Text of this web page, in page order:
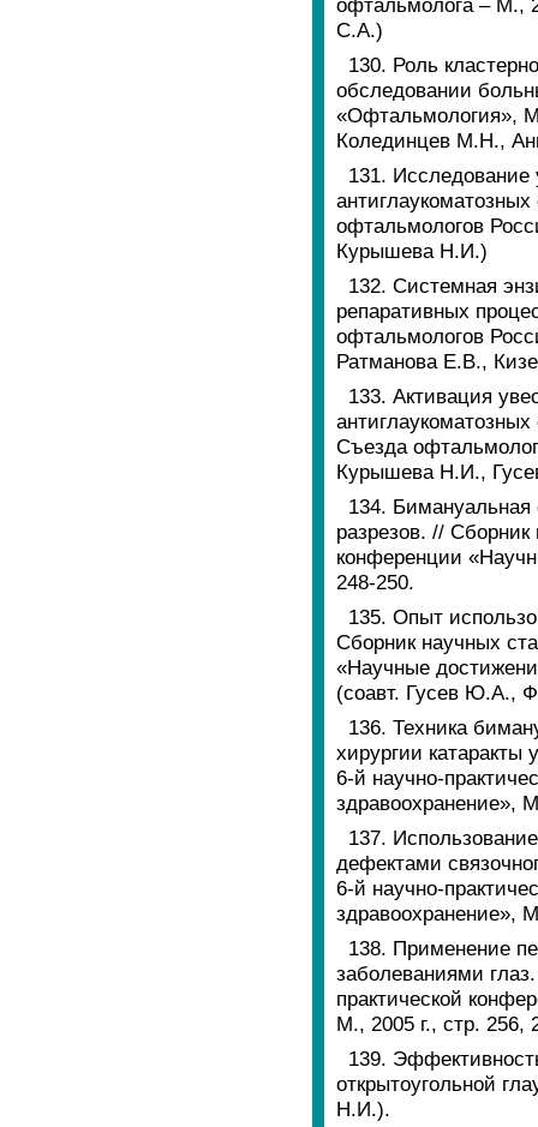
офтальмолога – М.,
С.А.)
130. Роль
обследовании
«Офтальмология»,
Колединцев М.Н.,
131. Исследование
офтальмологов
Курышева Н.И.)
132. Системная
репаративных
офтальмологов
Ратманова Е.В.,
133. Активация
Съезда
Курышева Н.И.,
134.
разрезов. //
конференции
248-250.
135. Опыт
Сборник научных
«Научные
(соавт. Гусев Ю.А.,
136. Техника
хирургии
6-й научно-
здравоохранение»,
137.
дефектами
6-й научно-
здравоохранение»,
138. Применение
заболеваниями
практической
М., 2005 г., стр.
139.
открытоугольной
Н.И.).